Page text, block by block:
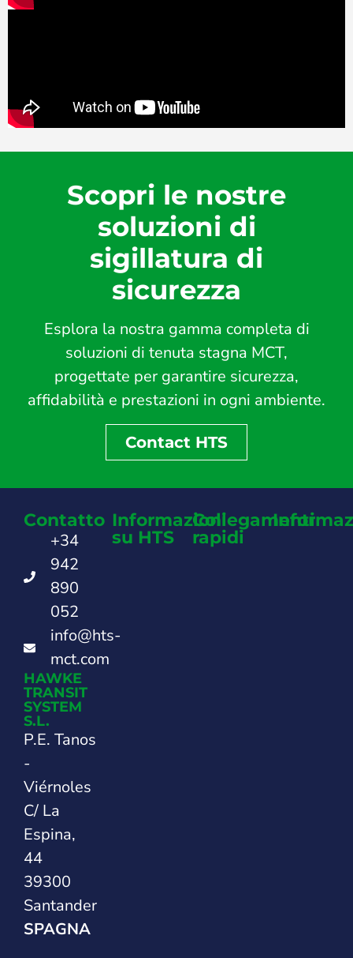
Scopri le nostre
soluzioni di
sigillatura di
sicurezza
Esplora la nostra gamma completa di
soluzioni di tenuta stagna MCT,
progettate per garantire sicurezza,
affidabilità e prestazioni in ogni ambiente.
Contact HTS
Contatto
+34
942
890
052
info@hts-
mct.com
HAWKE
TRANSIT
SYSTEM
S.L.
P.E. Tanos
-
Viérnoles
C/ La
Espina,
44
39300
Santander
SPAGNA
Informazioni
su HTS
Collegamenti
rapidi